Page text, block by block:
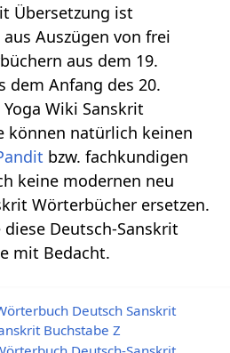
Übersetzung ist
Auszügen von frei
aus dem 19.
dem Anfang des 20.
Wiki Sanskrit
können natürlich keinen
bzw. fachkundigen
keine modernen neu
Wörterbücher ersetzen.
Deutsch-Sanskrit
mit Bedacht.
Deutsch Sanskrit
Buchstabe Z